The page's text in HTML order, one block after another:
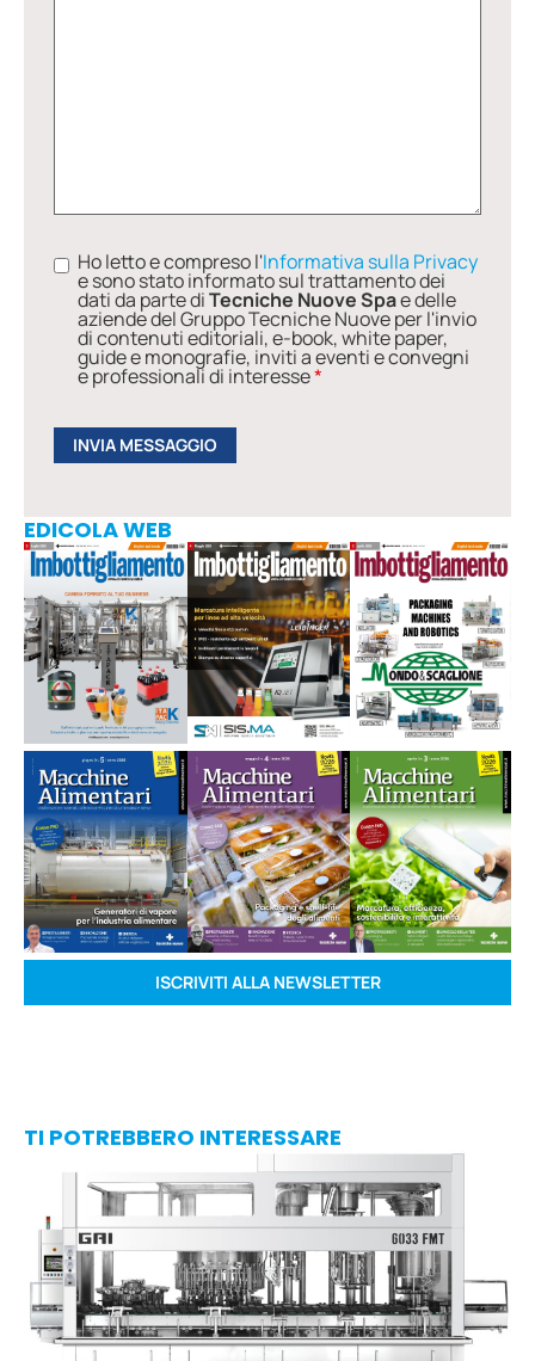
Ho letto e compreso l'Informativa sulla Privacy
e sono stato informato sul trattamento dei
dati da parte diTecniche Nuove Spae delle
aziende del Gruppo Tecniche Nuove per l'invio
di contenuti editoriali, e-book, white paper,
guide e monografie, inviti a eventi e convegni
e professionali di interesse*
EDICOLA WEB
ISCRIVITI ALLA NEWSLETTER
TI POTREBBERO INTERESSARE